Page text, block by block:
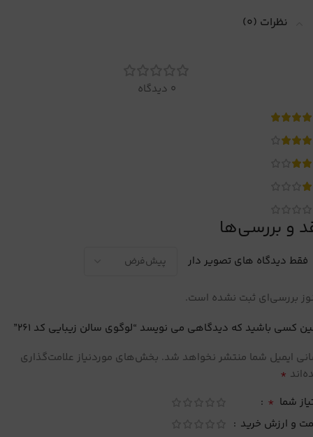
نظرات (0)
0 دیدگاه
و بررسی‌ها
فقط دیدگاه های تصویر دار
بررسی‌ای ثبت نشده است.
کسی باشید که دیدگاهی می نویسد “لوگوی سالن زیبایی کد 261”
ایمیل شما منتشر نخواهد شد. بخش‌های موردنیاز علامت‌گذاری
*
شما *
و ارزش خرید